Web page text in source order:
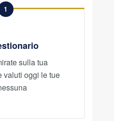
1
sulla tua
valuti oggi le tue